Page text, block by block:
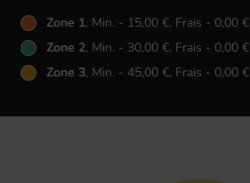
Zone 1, Min. - 15,00 €, Frais - 0,00 €
Zone 2, Min. - 30,00 €, Frais - 0,00 €
Zone 3, Min. - 45,00 €, Frais - 0,00 €